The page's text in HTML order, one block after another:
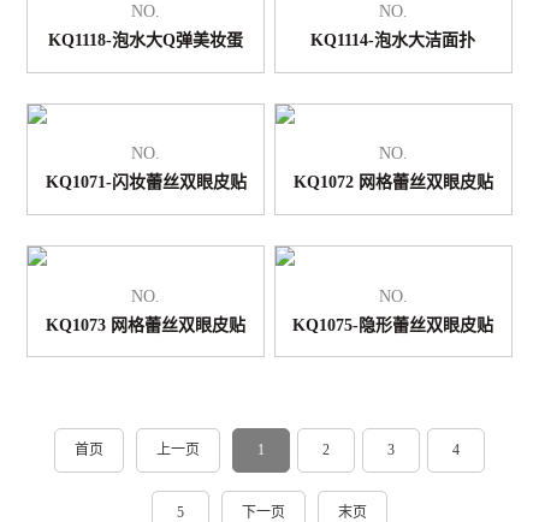
NO.
KQ1118-泡水大Q弹美妆蛋
NO.
KQ1114-泡水大洁面扑
NO.
KQ1071-闪妆蕾丝双眼皮贴
NO.
KQ1072 网格蕾丝双眼皮贴
NO.
KQ1073 网格蕾丝双眼皮贴
NO.
KQ1075-隐形蕾丝双眼皮贴
首页 上一页 1 2 3 4
5 下一页 末页